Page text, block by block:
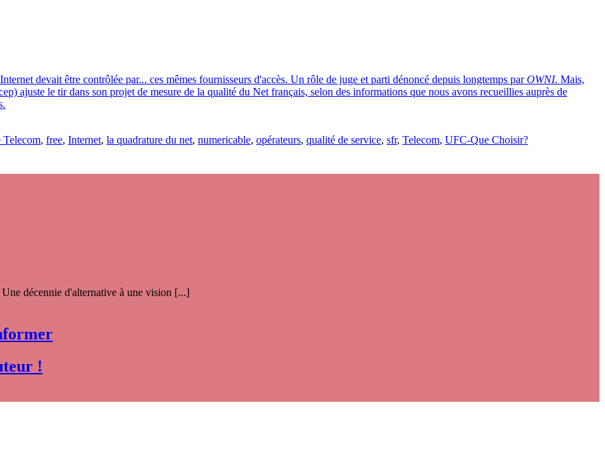
devait être contrôlée par... ces mêmes fournisseurs d'accès. Un rôle de juge et parti dénoncé depuis longtemps parOWNI. Mais,
ajuste le tir dans son projet de mesure de la qualité du Net français, selon des informations que nous avons recueillies auprès de
Telecom, free, Internet, la quadrature du net, numericable, opérateurs, qualité de service, sfr, Telecom, UFC-Que Choisir?
décennie d'alternative à une vision [...]
!